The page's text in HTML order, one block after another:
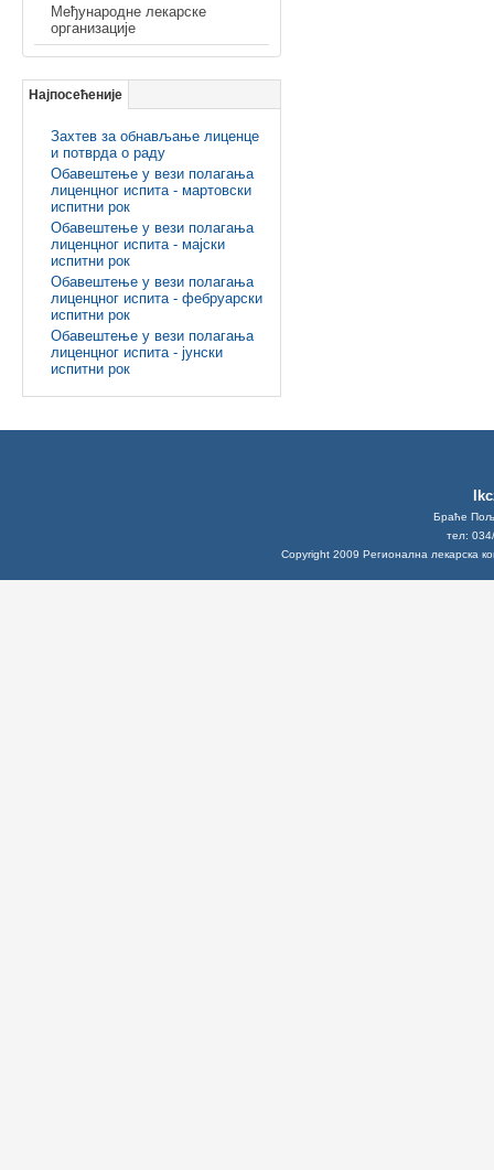
Међународне лекарске
организације
Најпосећеније
Захтев за обнављање лиценце
и потврда о раду
Обавештење у вези полагања
лиценцног испита - мартовски
испитни рок
Обавештење у вези полагања
лиценцног испита - мајски
испитни рок
Обавештење у вези полагања
лиценцног испита - фебруарски
испитни рок
Обавештење у вези полагања
лиценцног испита - јунски
испитни рок
Браће
тел:
Copyright 2009 Регионална лекарска